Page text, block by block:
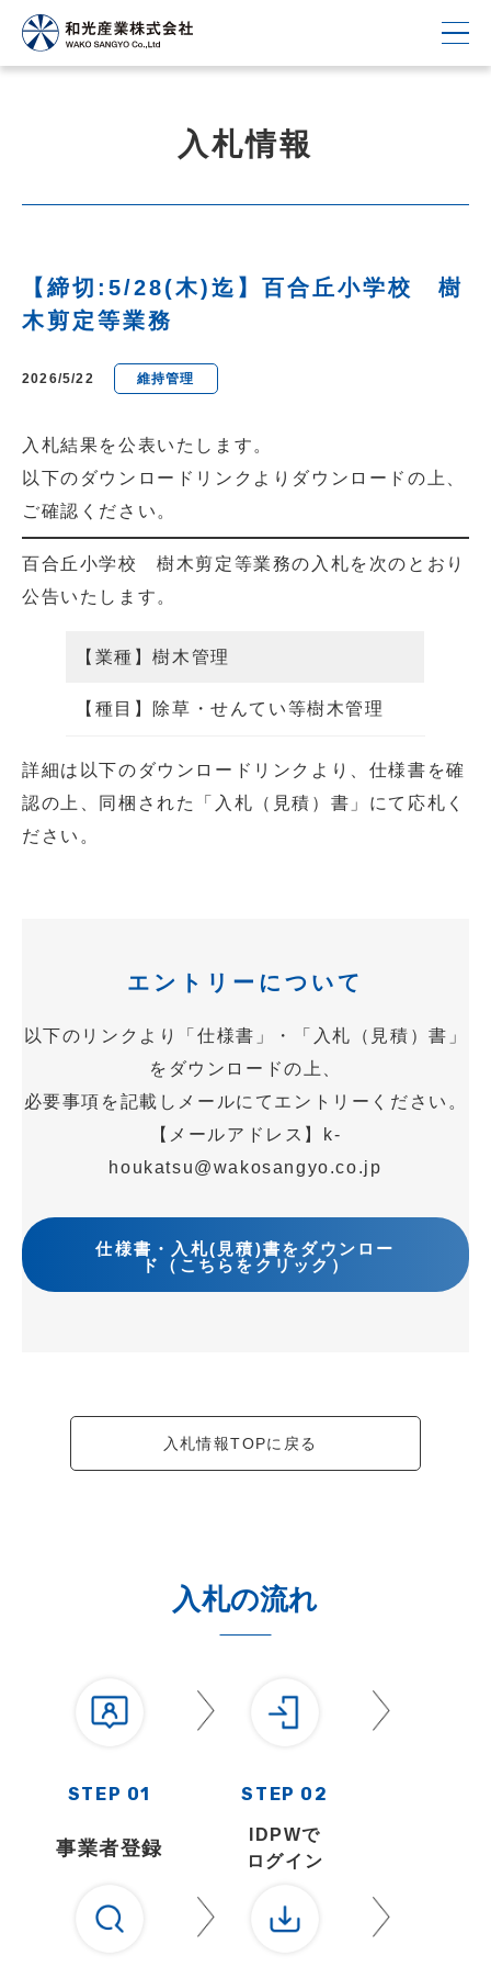
入札情報
【締切:5/28(木)迄】百合丘小学校 樹
木剪定等業務
2026/5/22 維持管理
入札結果を公表いたします。
以下のダウンロードリンクよりダウンロードの上、
ご確認ください。
百合丘小学校 樹木剪定等業務の入札を次のとおり
公告いたします。
【業種】樹木管理
【種目】除草・せんてい等樹木管理
詳細は以下のダウンロードリンクより、仕様書を確
認の上、同梱された「入札（見積）書」にて応札く
ださい。
エントリーについて
以下のリンクより「仕様書」・「入札（見積）書」
をダウンロードの上、
必要事項を記載しメールにてエントリーください。
【メールアドレス】k-
houkatsu@wakosangyo.co.jp
仕様書・入札(見積)書をダウンロー
ド（こちらをクリック）
入札情報TOPに戻る
入札の流れ
STEP 01
事業者登録
STEP 02
IDPWで
ログイン